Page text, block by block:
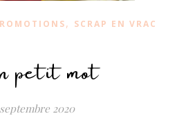
, SCRAP EN VRAC
mot
2020